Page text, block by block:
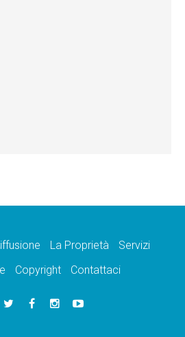
La Proprietà
Servizi
Copyright Contattaci